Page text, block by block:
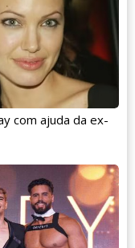
com ajuda da ex-